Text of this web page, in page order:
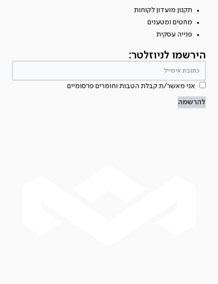
תקנון מועדון לקוחות
מחטים ומטענים
פנייה עסקית
הירשמו לניוזלטר:
אני מאשר/ת קבלת הטבות וחומרים פרסומיים
להרשמה